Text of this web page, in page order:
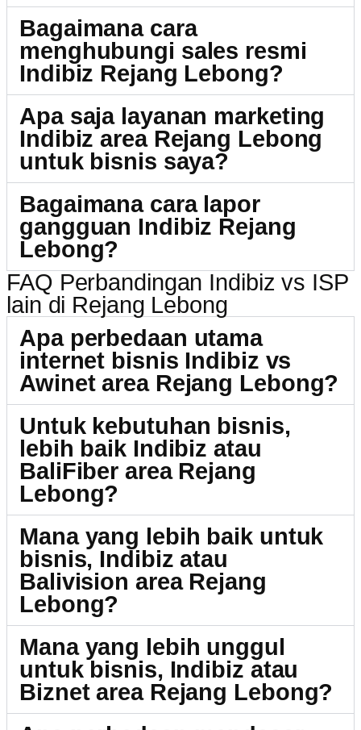
Bagaimana cara
menghubungi sales resmi
Indibiz Rejang Lebong?
Apa saja layanan marketing
Indibiz area Rejang Lebong
untuk bisnis saya?
Bagaimana cara lapor
gangguan Indibiz Rejang
Lebong?
FAQ Perbandingan Indibiz vs ISP
lain di Rejang Lebong
Apa perbedaan utama
internet bisnis Indibiz vs
Awinet area Rejang Lebong?
Untuk kebutuhan bisnis,
lebih baik Indibiz atau
BaliFiber area Rejang
Lebong?
Mana yang lebih baik untuk
bisnis, Indibiz atau
Balivision area Rejang
Lebong?
Mana yang lebih unggul
untuk bisnis, Indibiz atau
Biznet area Rejang Lebong?